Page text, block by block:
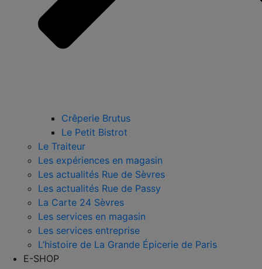
Crêperie Brutus
Le Petit Bistrot
Le Traiteur
Les expériences en magasin
Les actualités Rue de Sèvres
Les actualités Rue de Passy
La Carte 24 Sèvres
Les services en magasin
Les services entreprise
L’histoire de La Grande Épicerie de Paris
E-SHOP